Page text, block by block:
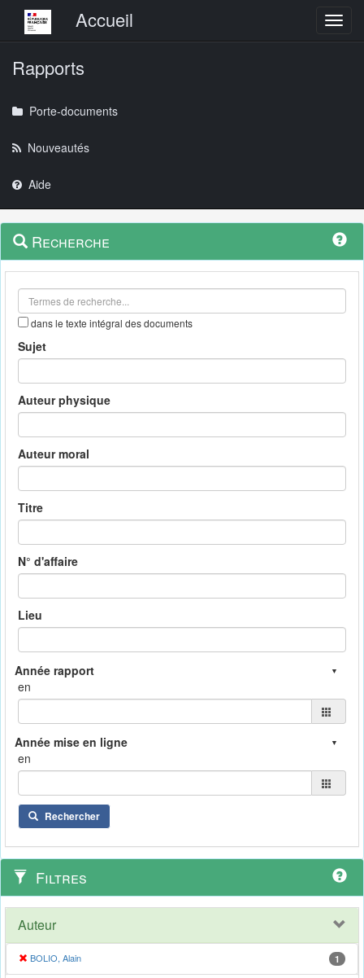
Menu principalAccueil
Rapports
Porte-documents
Nouveautés
Aide
Navigation
outils
Menu
contextuel
Recherche
dans le texte intégral des documents
Sujet
Auteur physique
Auteur moral
Titre
N° d'affaire
Lieu
en
en
Rechercher
Filtres
Auteur
BOLIO, Alain 1